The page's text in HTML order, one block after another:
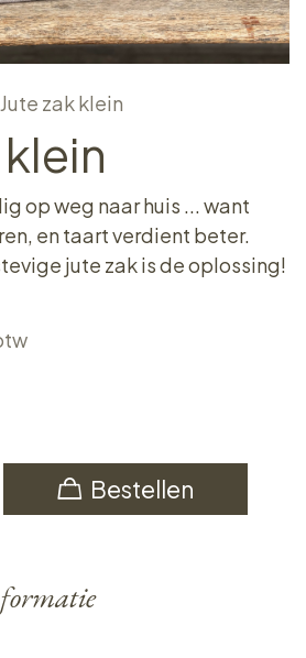
Jute zak klein
op weg naar huis ... want
en taart verdient beter.
jute zak is de oplossing!
Bestellen